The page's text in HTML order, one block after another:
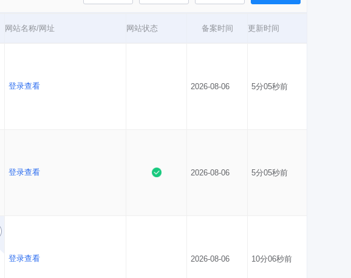
网站名称/网址 网站状态 备案时间 更新时间
登录查看 2026-08-06 5分05秒前
登录查看 2026-08-06 5分05秒前
登录查看 2026-08-06 10分06秒前